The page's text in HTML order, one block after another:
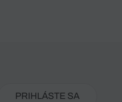
PRIHLÁSTE SA